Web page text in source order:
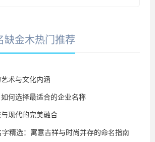
缺金木热门推荐
术与文化内涵
何选择最适合的企业名称
现代的完美融合
精选：寓意吉祥与时尚并存的命名指南